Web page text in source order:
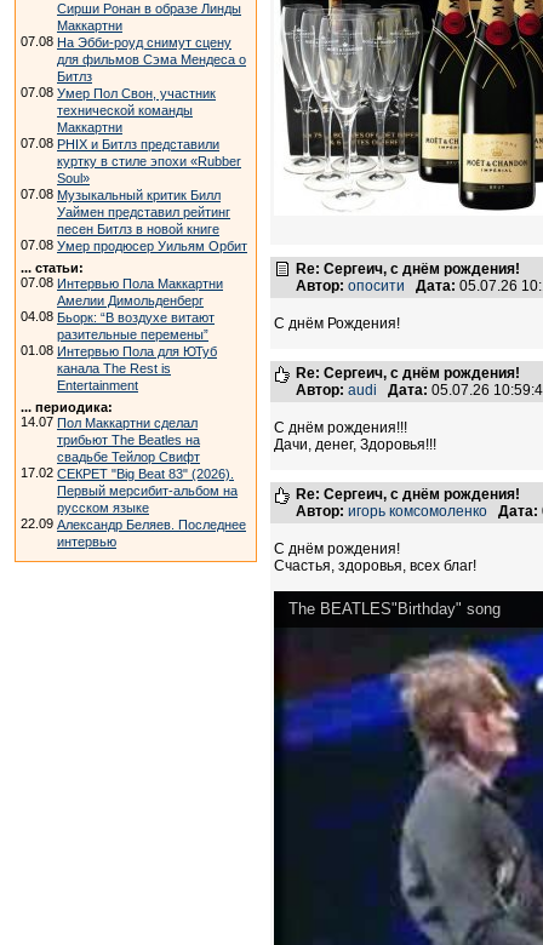
Сирши Ронан в образе Линды
Маккартни
07.08 На Эбби-роуд снимут сцену
для фильмов Сэма Мендеса о
Битлз
07.08 Умер Пол Свон, участник
технической команды
Маккартни
07.08 PHIX и Битлз представили
куртку в стиле эпохи «Rubber
Soul»
07.08 Музыкальный критик Билл
Уаймен представил рейтинг
песен Битлз в новой книге
07.08 Умер продюсер Уильям Орбит
... статьи:
07.08 Интервью Пола Маккартни
Амелии Димольденберг
04.08 Бьорк: “В воздухе витают
разительные перемены”
01.08 Интервью Пола для ЮТуб
канала The Rest is
Entertainment
... периодика:
14.07 Пол Маккартни сделал
трибьют The Beatles на
свадьбе Тейлор Свифт
17.02 СЕКРЕТ "Big Beat 83" (2026).
Первый мерсибит-альбом на
русском языке
22.09 Александр Беляев. Последнее
интервью
Re: Сергеич, с днём рождения!
Автор: опосити Дата: 05.07.26
С днём Рождения!
Re: Сергеич, с днём рождения!
Автор: audi Дата: 05.07.26
С днём рождения!!!
Дачи, денег, Здоровья!!!
Re: Сергеич, с днём рождения!
Автор: игорь комсомоленко Дата:
С днём рождения!
Счастья, здоровья, всех благ!
The BEATLES"Birthday" song